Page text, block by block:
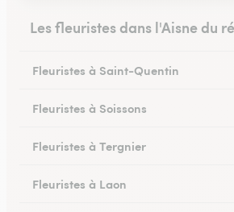
Les fleuristes dans l'Aisne du
Fleuristes à Saint-Quentin
Fleuristes à Soissons
Fleuristes à Tergnier
Fleuristes à Laon